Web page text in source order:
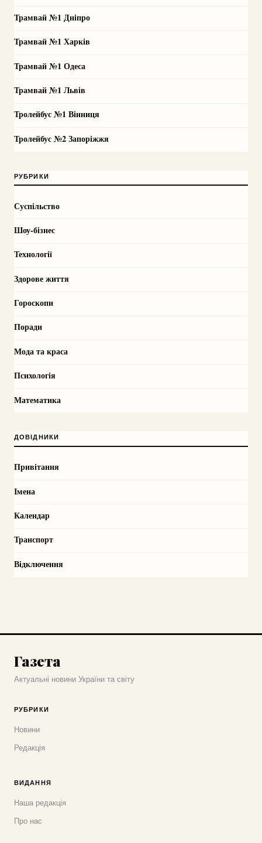
Трамвай №1 Дніпро
Трамвай №1 Харків
Трамвай №1 Одеса
Трамвай №1 Львів
Тролейбус №1 Вінниця
Тролейбус №2 Запоріжжя
РУБРИКИ
Суспільство
Шоу-бізнес
Технології
Здорове життя
Гороскопи
Поради
Мода та краса
Психологія
Математика
ДОВІДНИКИ
Привітання
Імена
Календар
Транспорт
Відключення
Газета
Актуальні новини України та світу
РУБРИКИ
Новини
Редакція
ВИДАННЯ
Наша редакція
Про нас